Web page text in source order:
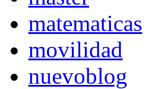
matematicas
movilidad
nuevoblog